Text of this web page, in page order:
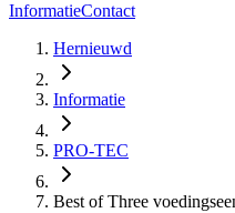
InformatieContact
Hernieuwd
Informatie
PRO-TEC
Best of Three